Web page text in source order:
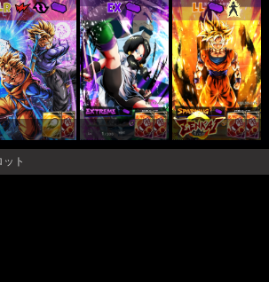
EX LL
ト